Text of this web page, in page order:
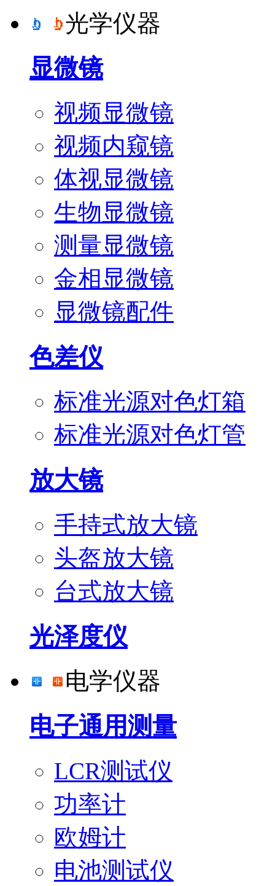
光学仪器
显微镜
视频显微镜
视频内窥镜
体视显微镜
生物显微镜
测量显微镜
金相显微镜
显微镜配件
色差仪
标准光源对色灯箱
标准光源对色灯管
放大镜
手持式放大镜
头盔放大镜
台式放大镜
光泽度仪
电学仪器
电子通用测量
LCR测试仪
功率计
欧姆计
电池测试仪